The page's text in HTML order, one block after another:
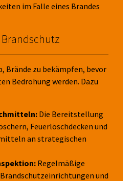
im Falle eines Brandes
Brände zu bekämpfen, bevor
Bedrohung werden. Dazu
Die Bereitstellung
Feuerlöschdecken und
an strategischen
Regelmäßige
und